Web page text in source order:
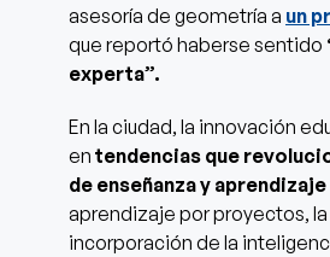
asesoría de geometría a un
que reportó haberse sentido
experta”.
En la ciudad, la innovación
en tendencias que
de enseñanza y aprendizaje
aprendizaje por proyectos,
incorporación de la